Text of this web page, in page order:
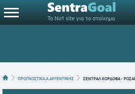
Το Νο1 site για το στοίχημα
ΠΡΟΓΝΩΣΤΙΚΑ A ΑΡΓΕΝΤΙΝΗΣ ΣΕΝΤΡΑΛ ΚΟΡΔΟΒΑ -